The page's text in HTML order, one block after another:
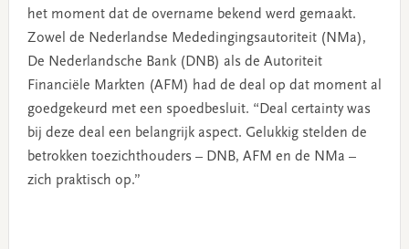
het moment dat de overname bekend werd gemaakt.
Zowel de Nederlandse Mededingingsautoriteit (NMa),
De Nederlandsche Bank (DNB) als de Autoriteit
Financiële Markten (AFM) had de deal op dat moment al
goedgekeurd met een spoedbesluit. “Deal certainty was
bij deze deal een belangrijk aspect. Gelukkig stelden de
betrokken toezichthouders – DNB, AFM en de NMa –
zich praktisch op.”